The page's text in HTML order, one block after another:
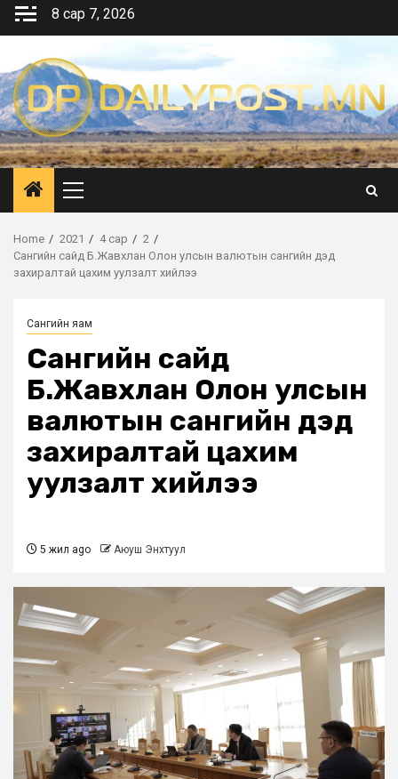
Skip
8 сар 7, 2026
Primary
Menu
Home 2021 4 сар
2
Сангийн сайд Б.Жавхлан Олон улсын валютын сангийн дэд
захиралтай цахим уулзалт хийлээ
Сангийн яам
Сангийн сайд
Б.Жавхлан Олон улсын
валютын сангийн дэд
захиралтай цахим
уулзалт хийлээ
5 жил ago Аюуш Энхтуул